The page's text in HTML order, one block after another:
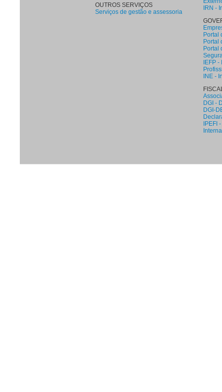
OUTROS SERVIÇOS
Serviços de gestão e assessoria
IRN -
Portal
Portal
Portal
IEFP
INE -
DGI -
DGI-
IPEFI